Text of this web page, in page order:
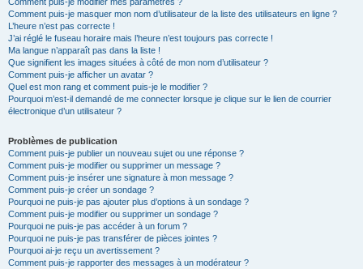
Comment puis-je masquer mon nom d’utilisateur de la liste des utilisateurs en ligne ?
L’heure n’est pas correcte !
J’ai réglé le fuseau horaire mais l’heure n’est toujours pas correcte !
Ma langue n’apparaît pas dans la liste !
Que signifient les images situées à côté de mon nom d’utilisateur ?
Comment puis-je afficher un avatar ?
Quel est mon rang et comment puis-je le modifier ?
Pourquoi m’est-il demandé de me connecter lorsque je clique sur le lien de courrier
électronique d’un utilisateur ?
Problèmes de publication
Comment puis-je publier un nouveau sujet ou une réponse ?
Comment puis-je modifier ou supprimer un message ?
Comment puis-je insérer une signature à mon message ?
Comment puis-je créer un sondage ?
Pourquoi ne puis-je pas ajouter plus d’options à un sondage ?
Comment puis-je modifier ou supprimer un sondage ?
Pourquoi ne puis-je pas accéder à un forum ?
Pourquoi ne puis-je pas transférer de pièces jointes ?
Pourquoi ai-je reçu un avertissement ?
Comment puis-je rapporter des messages à un modérateur ?